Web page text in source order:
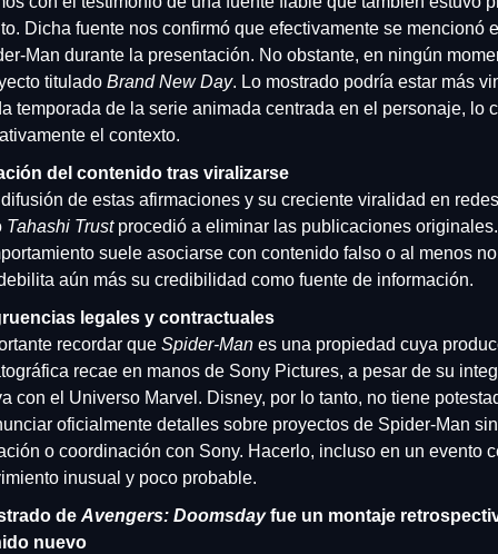
Dicha fuente nos confirmó que efectivamente se mencionó
Man durante la presentación. No obstante, en ningún
titulado Brand New Day. Lo mostrado podría estar más
temporada de la serie animada centrada en el personaje, lo
el contexto.
del contenido tras viralizarse
de estas afirmaciones y su creciente viralidad en
Tahashi Trust procedió a eliminar las publicaciones
suele asociarse con contenido falso o al menos
aún más su credibilidad como fuente de información.
legales y contractuales
recordar que Spider-Man es una propiedad cuya
recae en manos de Sony Pictures, a pesar de su
con el Universo Marvel. Disney, por lo tanto, no tiene
oficialmente detalles sobre proyectos de Spider-Man
o coordinación con Sony. Hacerlo, incluso en un evento
inusual y poco probable.
de Avengers: Doomsday fue un montaje
nuevo